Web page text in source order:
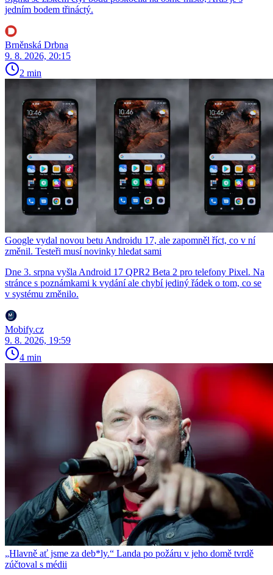
jedním bodem třináctý.
Brněnská Drbna
9. 8. 2026, 20:15
2 min
Google vydal novou betu Androidu 17, ale zapomněl říct, co v ní
změnil. Testeři musí novinky hledat sami
Dne 3. srpna vyšla Android 17 QPR2 Beta 2 pro telefony Pixel. Na
stránce s poznámkami k vydání ale chybí jediný řádek o tom, co se
v systému změnilo.
Mobify.cz
9. 8. 2026, 19:59
4 min
„Hlavně ať jsme za deb*ly.“ Landa po požáru v jeho domě tvrdě
zúčtoval s médii